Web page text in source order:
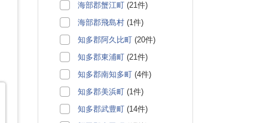
海部郡蟹江町 (21件)
海部郡飛島村 (1件)
知多郡阿久比町 (20件)
知多郡東浦町 (21件)
知多郡南知多町 (4件)
知多郡美浜町 (1件)
知多郡武豊町 (14件)